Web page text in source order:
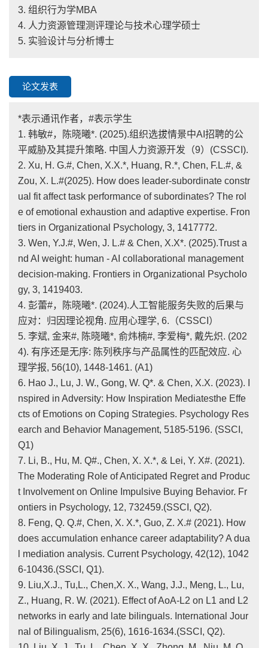
3. 组织行为学MBA
4. 人力资源管理测评理论与技术心理学硕士
5. 实验设计与分析博士
论文发表
*表示通讯作者，#表示学生
1. 韩敏#，陈晓曦*. (2025).组织选拔情景中AI招聘的公
平威胁及其提升策略. 中国人力资源开发（9）(CSSCI).
2. Xu, H. G.#, Chen, X.X.*, Huang, R.*, Chen, F.L.#, &
Zou, X. L.#(2025). How does leader-subordinate constr
ual fit affect task performance of subordinates? The rol
e of emotional exhaustion and adaptive expertise. Fron
tiers in Organizational Psychology, 3, 1417772.
3. Wen, Y.J.#, Wen, J. L.# & Chen, X.X*. (2025).Trust a
nd AI weight: human - AI collaborational management
decision-making. Frontiers in Organizational Psycholo
gy, 3, 1419403.
4. 彭蕾#，陈晓曦*. (2024).人工智能服务失败的后果与
应对：归因理论视角. 应用心理学, 6.（CSSCI）
5. 李斌, 金来#, 陈晓曦*, 俞炜楠#, 李爱梅*, 戴先炽. (202
4). 有序还是无序: 陈列秩序与产品属性的匹配效应. 心
理学报, 56(10), 1448-1461. (A1)
6. Hao J., Lu, J. W., Gong, W. Q*. & Chen, X.X. (2023). I
nspired in Adversity: How Inspiration Mediatesthe Effe
cts of Emotions on Coping Strategies. Psychology Res
earch and Behavior Management, 5185-5196. (SSCI,
Q1)
7. Li, B., Hu, M. Q#., Chen, X. X.*, & Lei, Y. X#. (2021).
The Moderating Role of Anticipated Regret and Produc
t Involvement on Online Impulsive Buying Behavior. Fr
ontiers in Psychology, 12, 732459.(SSCI, Q2).
8. Feng, Q. Q.#, Chen, X. X.*, Guo, Z. X.# (2021). How
does accumulation enhance career adaptability? A dua
l mediation analysis. Current Psychology, 42(12), 1042
6-10436.(SSCI, Q1).
9. Liu,X.J., Tu,L., Chen,X. X., Wang, J.J., Meng, L., Lu,
Z., Huang, R. W. (2021). Effect of AoA-L2 on L1 and L2
networks in early and late bilinguals. International Jour
nal of Bilingualism, 25(6), 1616-1634.(SSCI, Q2).